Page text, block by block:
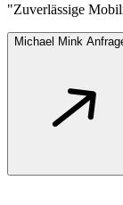
"Zuverlässige
Michael Mink